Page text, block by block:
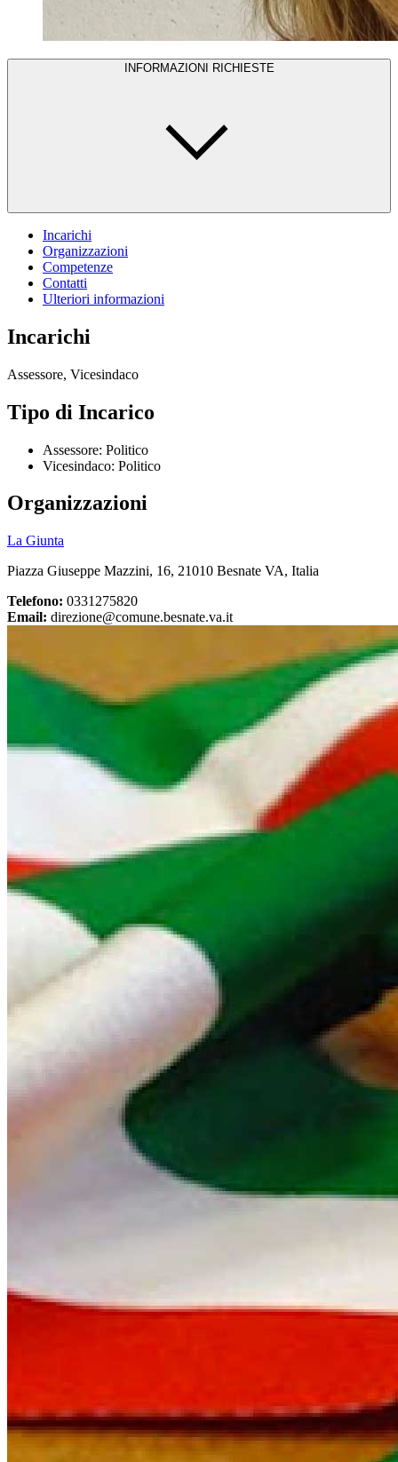
INFORMAZIONI RICHIESTE
Incarichi
Organizzazioni
Competenze
Contatti
Ulteriori informazioni
Incarichi
Assessore, Vicesindaco
Tipo di Incarico
Assessore: Politico
Vicesindaco: Politico
Organizzazioni
La Giunta
Piazza Giuseppe Mazzini, 16, 21010 Besnate VA, Italia
Telefono: 0331275820
Email: direzione@comune.besnate.va.it